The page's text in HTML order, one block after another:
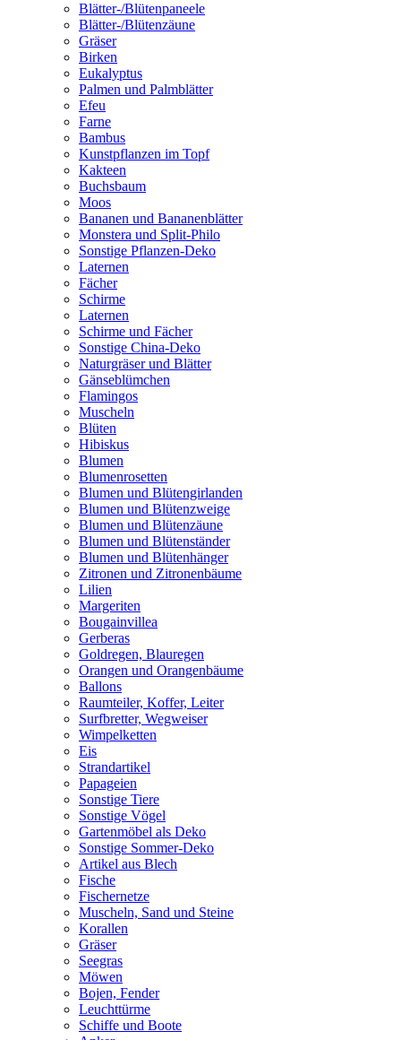
Blätter-/Blütenpaneele
Blätter-/Blütenzäune
Gräser
Birken
Eukalyptus
Palmen und Palmblätter
Efeu
Farne
Bambus
Kunstpflanzen im Topf
Kakteen
Buchsbaum
Moos
Bananen und Bananenblätter
Monstera und Split-Philo
Sonstige Pflanzen-Deko
Laternen
Fächer
Schirme
Laternen
Schirme und Fächer
Sonstige China-Deko
Naturgräser und Blätter
Gänseblümchen
Flamingos
Muscheln
Blüten
Hibiskus
Blumen
Blumenrosetten
Blumen und Blütengirlanden
Blumen und Blütenzweige
Blumen und Blütenzäune
Blumen und Blütenständer
Blumen und Blütenhänger
Zitronen und Zitronenbäume
Lilien
Margeriten
Bougainvillea
Gerberas
Goldregen, Blauregen
Orangen und Orangenbäume
Ballons
Raumteiler, Koffer, Leiter
Surfbretter, Wegweiser
Wimpelketten
Eis
Strandartikel
Papageien
Sonstige Tiere
Sonstige Vögel
Gartenmöbel als Deko
Sonstige Sommer-Deko
Artikel aus Blech
Fische
Fischernetze
Muscheln, Sand und Steine
Korallen
Gräser
Seegras
Möwen
Bojen, Fender
Leuchttürme
Schiffe und Boote